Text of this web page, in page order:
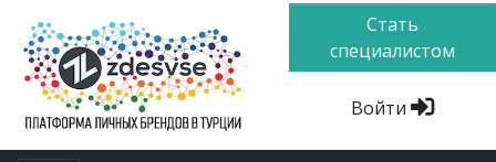
Стать
специалистом
Войти